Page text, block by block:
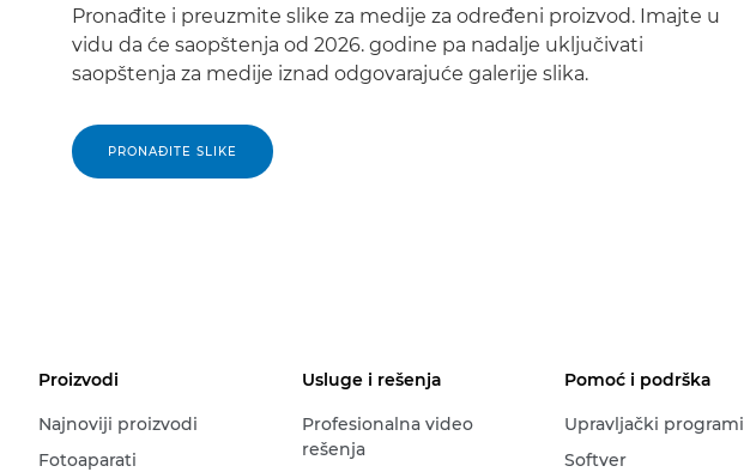
Pronađite i preuzmite slike za medije za određeni proizvod. Imajte u
vidu da će saopštenja od 2026. godine pa nadalje uključivati
saopštenja za medije iznad odgovarajuće galerije slika.
PRONAĐITE SLIKE
Proizvodi
Najnoviji proizvodi
Fotoaparati
Usluge i rešenja
Profesionalna video
rešenja
Pomoć i podrška
Upravljački programi
Softver